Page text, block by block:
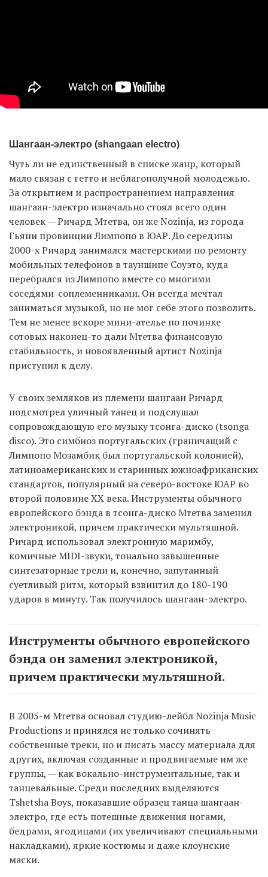
Шангаан-электро (shangaan electro)
Чуть ли не единственный в списке жанр, который
мало связан с гетто и неблагополучной молодежью.
За открытием и распространением направления
шангаан-электро изначально стоял всего один
человек — Ричард Мтетва, он же Nozinja, из города
Гьяни провинции Лимпопо в ЮАР. До середины
2000-х Ричард занимался мастерскими по ремонту
мобильных телефонов в тауншипе Соуэто, куда
перебрался из Лимпопо вместе со многими
соседями-соплеменниками. Он всегда мечтал
заниматься музыкой, но не мог себе этого позволить.
Тем не менее вскоре мини-ателье по починке
сотовых наконец-то дали Мтетва финансовую
стабильность, и новоявленный артист Nozinja
приступил к делу.
У своих земляков из племени шангаан Ричард
подсмотрел уличный танец и подслушал
сопровождающую его музыку тсонга-диско (tsonga
disco). Это симбиоз португальских (граничащий с
Лимпопо Мозамбик был португальской колонией),
латиноамериканских и старинных южноафриканских
стандартов, популярный на северо-востоке ЮАР во
второй половине XX века. Инструменты обычного
европейского бэнда в тсонга-диско Мтетва заменил
электроникой, причем практически мультяшной.
Ричард использовал электронную маримбу,
комичные MIDI-звуки, тонально завышенные
синтезаторные трели и, конечно, запутанный
суетливый ритм, который взвинтил до 180-190
ударов в минуту. Так получилось шангаан-электро.
Инструменты обычного европейского
бэнда он заменил электроникой,
причем практически мультяшной.
В 2005-м Мтетва основал студию-лейбл Nozinja Music
Productions и принялся не только сочинять
собственные треки, но и писать массу материала для
других, включая созданные и продвигаемые им же
группы, — как вокально-инструментальные, так и
танцевальные. Среди последних выделяются
Tshetsha Boys, показавшие образец танца шангаан-
электро, где есть потешные движения ногами,
бедрами, ягодицами (их увеличивают специальными
накладками), яркие костюмы и даже клоунские
маски.